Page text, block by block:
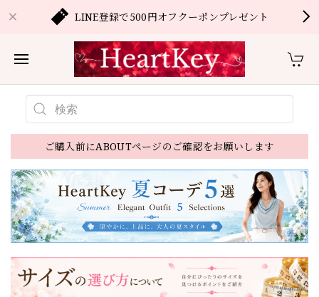
LINE登録で500円オフクーポンプレゼント
ご購入前にABOUTページのご確認をお願いします